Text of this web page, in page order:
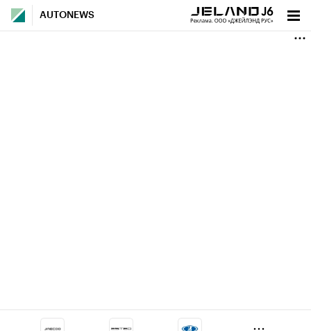
AUTONEWS